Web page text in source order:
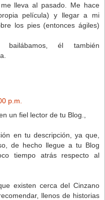
lleva al pasado. Me hace
película) y llegar a mi
los pies (entonces ágiles)
bailábamos, él también
p.m.
un fiel lector de tu Blog.,
en tu descripción, ya que,
de hecho llegue a tu Blog
tiempo atrás respecto al
existen cerca del Cinzano
llenos de historias